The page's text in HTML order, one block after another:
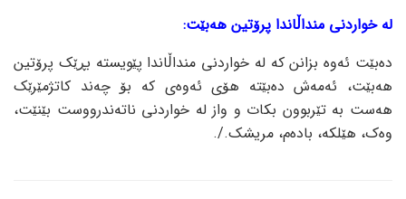
لە خواردنی منداڵاندا پرۆتین هەبێت:
دەبێت ئەوە بزانن کە لە خواردنی منداڵاندا پێویستە بڕێک پرۆتین
هەبێت، ئەمەش دەبێتە هۆی ئەوەی کە بۆ چەند کاتژمێرێک
هەست بە تێربوون بکات و واز لە خواردنی ناتەندرووست بێنێت،
وەک، هێلکە، بادەم، مریشک./.